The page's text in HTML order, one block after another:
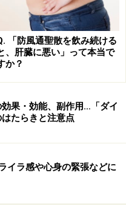
「防風通聖散を飲み続ける
、肝臓に悪い」って本当で
か？
効果・効能、副作用…「ダイ
たらきと注意点
イラ感や心身の緊張などに